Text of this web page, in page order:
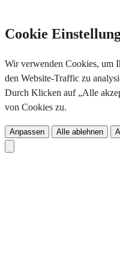
Cookie
Wir verwenden Cookies, um
den Website-Traffic zu
Durch Klicken auf „Alle
von Cookies zu.
Anpassen Alle ablehnen